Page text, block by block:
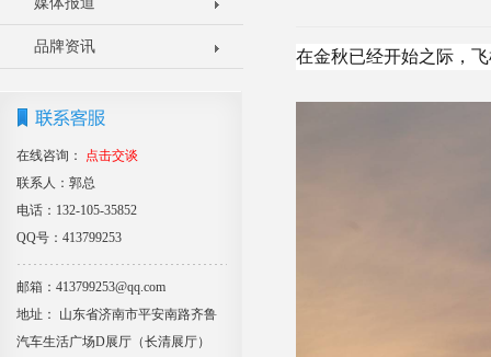
品牌资讯
在线咨询：
点击交谈
联系人：郭总
电话：132-105-35852
QQ号：413799253
邮箱：413799253@qq.com
地址： 山东省济南市平安南路齐鲁
汽车生活广场D展厅（长清展厅）
在金秋已经开始之际，